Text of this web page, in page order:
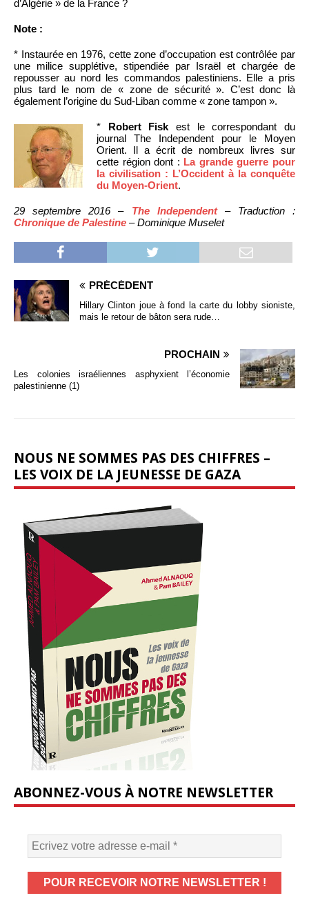
d’Algérie » de la France ?
Note :
* Instaurée en 1976, cette zone d’occupation est contrôlée par
une milice supplétive, stipendiée par Israël et chargée de
repousser au nord les commandos palestiniens. Elle a pris
plus tard le nom de « zone de sécurité ». C’est donc là
également l’origine du Sud-Liban comme « zone tampon ».
* Robert Fisk est le correspondant du
journal The Independent pour le Moyen
Orient. Il a écrit de nombreux livres sur
cette région dont : La grande guerre pour
la civilisation : L’Occident à la conquête
du Moyen-Orient.
29 septembre 2016 – The Independent– Traduction :
Chronique de Palestine – Dominique Muselet
PRÉCÉDENT
Hillary Clinton joue à fond la carte du lobby sioniste,
mais le retour de bâton sera rude…
PROCHAIN
Les colonies israéliennes asphyxient l’économie
palestinienne (1)
NOUS NE SOMMES PAS DES CHIFFRES –
LES VOIX DE LA JEUNESSE DE GAZA
ABONNEZ-VOUS À NOTRE NEWSLETTER